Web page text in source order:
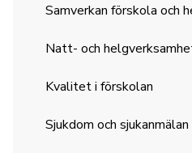
Samverkan förskola och
Natt- och
Kvalitet i förskolan
Sjukdom och sjukanmälan